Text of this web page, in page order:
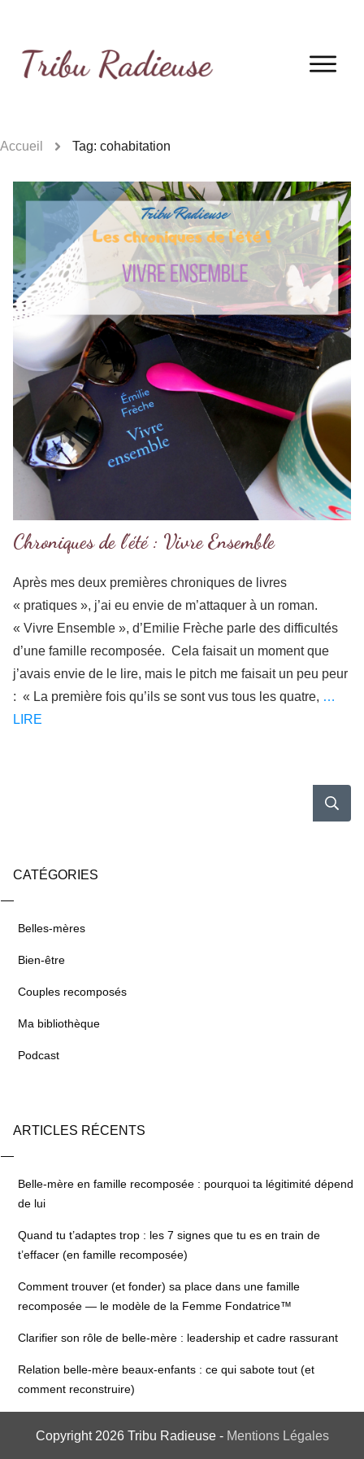
Accueil Tag: cohabitation
Chroniques de l’été : Vivre Ensemble
Après mes deux premières chroniques de livres
« pratiques », j’ai eu envie de m’attaquer à un roman.
« Vivre Ensemble », d’Emilie Frèche parle des difficultés
d’une famille recomposée. Cela faisait un moment que
j’avais envie de le lire, mais le pitch me faisait un peu peur
: « La première fois qu’ils se sont vus tous les quatre, …
LIRE
CATÉGORIES
Belles-mères
Bien-être
Couples recomposés
Ma bibliothèque
Podcast
ARTICLES RÉCENTS
Belle-mère en famille recomposée : pourquoi ta légitimité dépend
de lui
Quand tu t’adaptes trop : les 7 signes que tu es en train de
t’effacer (en famille recomposée)
Comment trouver (et fonder) sa place dans une famille
recomposée — le modèle de la Femme Fondatrice™
Clarifier son rôle de belle-mère : leadership et cadre rassurant
Relation belle-mère beaux-enfants : ce qui sabote tout (et
comment reconstruire)
Copyright 2026 Tribu Radieuse- Mentions Légales